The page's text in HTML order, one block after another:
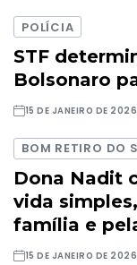
POLÍCIA
STF
Bolsonaro
15 DE JANEIRO DE 2026
BOM RETIRO DO
Dona Nadit
vida
família e
15 DE JANEIRO DE 2026